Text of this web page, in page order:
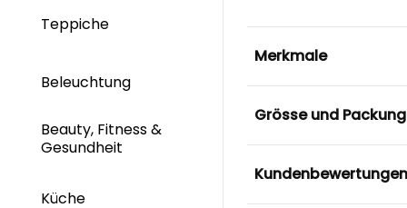
Teppiche
Beleuchtung
Beauty, Fitness &
Gesundheit
Küche
Merkmale
Grösse und Packung
Kundenbewertungen